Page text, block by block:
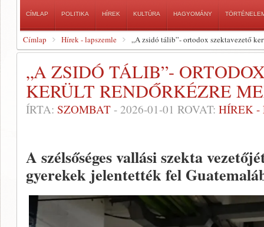
CÍMLAP POLITIKA HÍREK KULTÚRA HAGYOMÁNY
Címlap Hírek - lapszemle „A zsidó tálib”- ortodox szektavezető
„A ZSIDÓ TÁLIB”-
KERÜLT RENDŐRKÉZRE
ÍRTA: SZOMBAT - 2026-01-01 ROVAT: HÍREK -
A szélsőséges vallási szekta
gyerekek jelentették fel